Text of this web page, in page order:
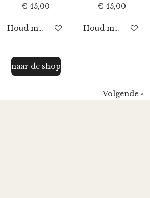
€ 45,00
Houd mij op de hoogte
€ 45,00
Houd mij op de
naar de shop
Volgende»